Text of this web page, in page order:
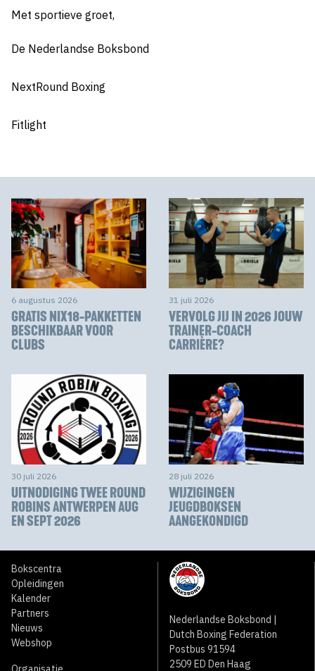
Met sportieve groet,
De Nederlandse Boksbond
NextRound Boxing
Fitlight
6 augustus 2026
GRATIS NIX18-PAKKETTEN
BESCHIKBAAR VOOR
CLUBS
31 juli 2026
VERVOLG JIJ IN 2026 JOUW
TRAINER-COACH
CARRIÈRE?
30 juli 2026
UITNODIGING TWEE ROUND
ROBINS ANTWERPEN AUG
EN SEPT 2026
28 juli 2026
WIJZIGINGEN
JEUGDBOKSEN
AANGEKONDIGD
Bokscentra
Opleidingen
Kalender
Partners
Nieuws
Webshop
Nederlandse Boksbond |
Dutch Boxing Federation
Postbus 91594
2509 ED Den Haag